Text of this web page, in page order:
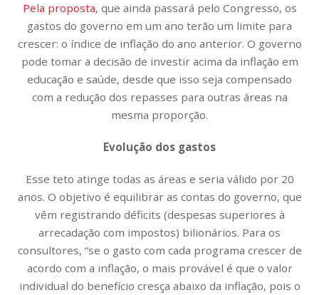
Pela proposta, que ainda passará pelo Congresso, os
gastos do governo em um ano terão um limite para
crescer: o índice de inflação do ano anterior. O governo
pode tomar a decisão de investir acima da inflação em
educação e saúde, desde que isso seja compensado
com a redução dos repasses para outras áreas na
mesma proporção.
Evolução dos gastos
Esse teto atinge todas as áreas e seria válido por 20
anos. O objetivo é equilibrar as contas do governo, que
vêm registrando déficits (despesas superiores à
arrecadação com impostos) bilionários. Para os
consultores, “se o gasto com cada programa crescer de
acordo com a inflação, o mais provável é que o valor
individual do benefício cresça abaixo da inflação, pois o